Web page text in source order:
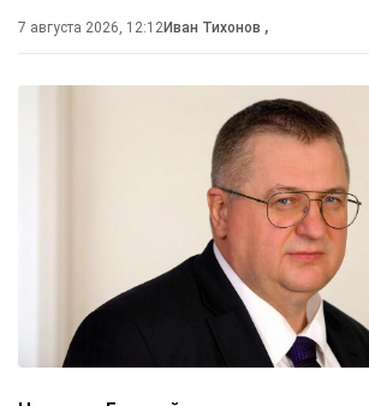
7 августа 2026, 12:12Иван Тихонов ,